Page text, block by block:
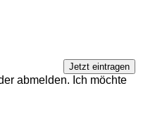
abmelden. Ich möchte